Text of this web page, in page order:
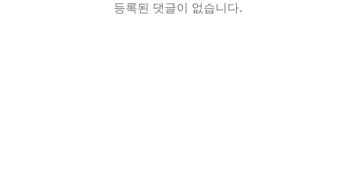
등록된 댓글이 없습니다.